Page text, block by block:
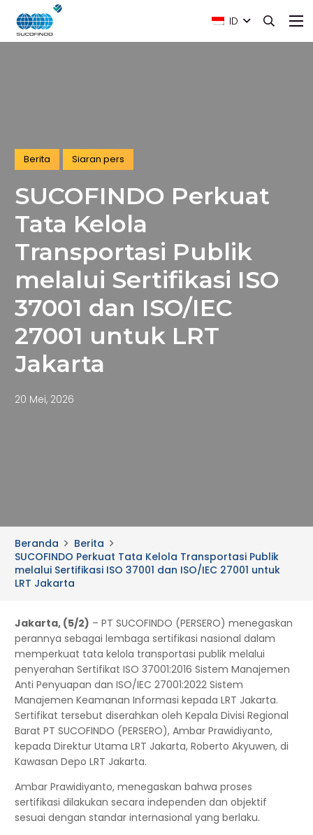
ID
Berita Siaran pers
SUCOFINDO Perkuat
Tata Kelola
Transportasi Publik
melalui Sertifikasi ISO
37001 dan ISO/IEC
27001 untuk LRT
Jakarta
20 Mei, 2026
Beranda
Berita
SUCOFINDO Perkuat Tata Kelola Transportasi Publik
melalui Sertifikasi ISO 37001 dan ISO/IEC 27001 untuk
LRT Jakarta
Jakarta, (5/2) – PT SUCOFINDO (PERSERO) menegaskan
perannya sebagai lembaga sertifikasi nasional dalam
memperkuat tata kelola transportasi publik melalui
penyerahan Sertifikat ISO 37001:2016 Sistem Manajemen
Anti Penyuapan dan ISO/IEC 27001:2022 Sistem
Manajemen Keamanan Informasi kepada LRT Jakarta.
Sertifikat tersebut diserahkan oleh Kepala Divisi Regional
Barat PT SUCOFINDO (PERSERO), Ambar Prawidiyanto,
kepada Direktur Utama LRT Jakarta, Roberto Akyuwen, di
Kawasan Depo LRT Jakarta.
Ambar Prawidiyanto, menegaskan bahwa proses
sertifikasi dilakukan secara independen dan objektif
sesuai dengan standar internasional yang berlaku.